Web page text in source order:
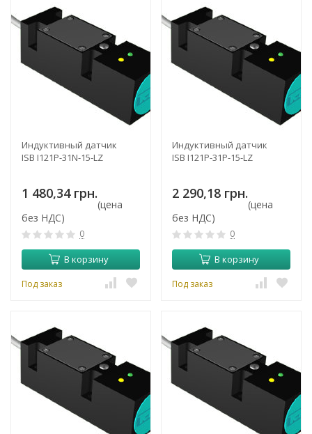
Индуктивный датчик
ISB I121P-31N-15-LZ
1 480,34 грн.
(цена
без НДС)
0
В корзину
Под заказ
Индуктивный датчик
ISB I121P-31P-15-LZ
2 290,18 грн.
(цена
без НДС)
0
В корзину
Под заказ